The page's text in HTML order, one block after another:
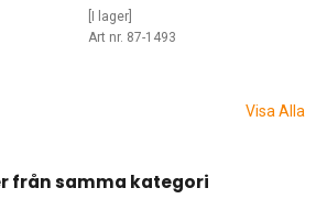
[I lager]
Art nr. 87-1493
Visa Alla
från samma kategori